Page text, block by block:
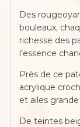
Des
bouleaux,
richesse des
l’essence
Près de ce
acrylique
et ailes
De teintes